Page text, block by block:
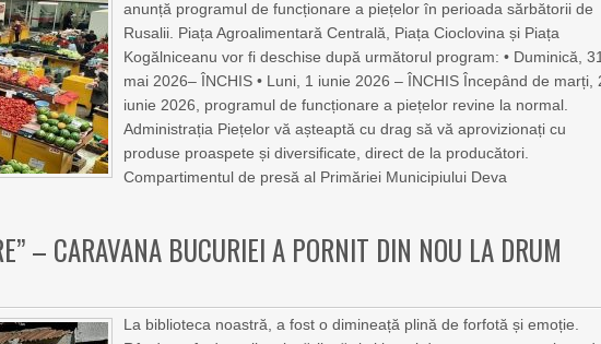
anunță programul de funcționare a piețelor în perioada sărbătorii de
Rusalii. Piața Agroalimentară Centrală, Piața Cioclovina și Piața
Kogălniceanu vor fi deschise după următorul program: • Duminică,
mai 2026– ÎNCHIS • Luni, 1 iunie 2026 – ÎNCHIS Începând de marți,
iunie 2026, programul de funcționare a piețelor revine la normal.
Administrația Piețelor vă așteaptă cu drag să vă aprovizionați cu
produse proaspete și diversificate, direct de la producători.
Compartimentul de presă al Primăriei Municipiului Deva
– CARAVANA BUCURIEI A PORNIT DIN NOU LA DRUM
La biblioteca noastră, a fost o dimineață plină de forfotă și emoție.